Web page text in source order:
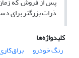
ذرات بزرگتر برای
کلیدواژه‌ها
رنگ خودرو